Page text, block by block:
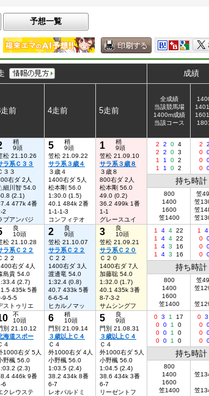
予想一覧
成績
前 4走前 5走前
全成績
当該競馬場
1400m成績
当該コース
稍
9頭
松 21.10.26
ラ系Ｃ３３
３３
右ダ 2人
細川智 54.0
(2.1)
477k 4番
2
ブアンバジ
5
稍
9頭
笠松 21.09.22
サラ系３歳４
３歳４
1400右ダ 5人
松本剛 56.0
1:30.0 (1.5)
40.1 484k 2番
1-1-1-3
コンフィテオ
1
稍
9頭
笠松 21.09.10
サラ系３歳８
３歳８
800右ダ 2人
松本剛 56.0
49.0 (0.2)
36.2 499k 1番
1-1
グレースユイ
2 2 0 4
2
2 0 3
1
1 0 2
1
1 0 2
2 2
0
0
0
持ち時計
800
1400
1600
笠1400
笠
笠
笠
笠
良
10頭
松 21.10.28
ラ系Ｃ２２
２２
右ダ 4人
島貴 54.0
(2.7)
435k 5番
9-5-5
ストゥリエ
2
良
9頭
笠松 21.10.07
サラ系Ｃ２２
Ｃ２２
1400右ダ 3人
渡邊竜 54.0
1:32.4 (0.8)
40.7 433k 5番
6-6-5-4
ヒカルノマッ
3
良
10頭
笠松 21.09.21
サラ系Ｃ２０
Ｃ２０
1400右ダ 7人
加藤聡 54.0
1:32.0 (1.7)
40.1 435k 3番
8-7-3-2
サムシングフ
1 4 4 22
1
4 4 22
1
4 3
16
1
4 3 16
1 4
0
0
0
持ち時計
800
1400
1600
笠1400
笠
笠
笠
不
10頭
別 21.10.12
海道スポー
４
1000右ダ 5人
野楓 56.0
(2.3)
446k 9番
6
クレウステ
6
稍
10頭
門別 21.09.14
３歳以上Ｃ４
Ｃ４
外1000右ダ 4人
小野楓 56.0
1:03.5 (2.4)
38.2 434k 8番
6-7
レオパルドミ
5
良
9頭
門別 21.08.31
３歳以上Ｃ４
Ｃ４
外1000右ダ 5人
小野楓 56.0
1:04.5 (2.4)
38.6 434k 3番
6-7
リーゼントフ
0 3 1
17
0 0 1
0
0 0 1
0
0 0 1 0
0 3
0
0
0
持ち時計
800
1400
1600
笠1400
笠
笠